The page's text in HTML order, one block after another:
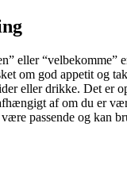
eller “velbekomme”
om god appetit og
eller drikke. Det er
af om du er
passende og kan